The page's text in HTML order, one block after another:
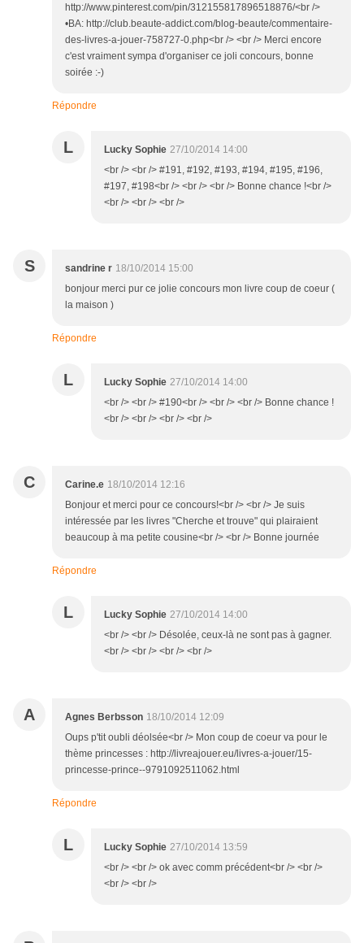
http://www.pinterest.com/pin/312155817896518876/<br />
•BA: http://club.beaute-addict.com/blog-beaute/commentaire-
des-livres-a-jouer-758727-0.php<br /> <br /> Merci encore
c'est vraiment sympa d'organiser ce joli concours, bonne
soirée :-)
Répondre
L Lucky Sophie 27/10/2014 14:00
<br /> <br /> #191, #192, #193, #194, #195, #196,
#197, #198<br /> <br /> <br /> Bonne chance !<br />
<br /> <br /> <br />
S sandrine r 18/10/2014 15:00
bonjour merci pur ce jolie concours mon livre coup de coeur (
la maison )
Répondre
L Lucky Sophie 27/10/2014 14:00
<br /> <br /> #190<br /> <br /> <br /> Bonne chance !
<br /> <br /> <br /> <br />
C Carine.e 18/10/2014 12:16
Bonjour et merci pour ce concours!<br /> <br /> Je suis
intéressée par les livres "Cherche et trouve" qui plairaient
beaucoup à ma petite cousine<br /> <br /> Bonne journée
Répondre
L Lucky Sophie 27/10/2014 14:00
<br /> <br /> Désolée, ceux-là ne sont pas à gagner.
<br /> <br /> <br /> <br />
A Agnes Berbsson 18/10/2014 12:09
Oups p'tit oubli déolsée<br /> Mon coup de coeur va pour le
thème princesses : http://livreajouer.eu/livres-a-jouer/15-
princesse-prince--9791092511062.html
Répondre
L Lucky Sophie 27/10/2014 13:59
<br /> <br /> ok avec comm précédent<br /> <br />
<br /> <br />